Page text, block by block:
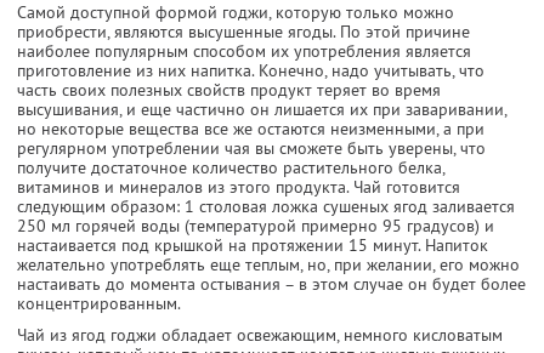
Самой доступной формой годжи, которую только можно
приобрести, являются высушенные ягоды. По этой причине
наиболее популярным способом их употребления является
приготовление из них напитка. Конечно, надо учитывать, что
часть своих полезных свойств продукт теряет во время
высушивания, и еще частично он лишается их при заваривании,
но некоторые вещества все же остаются неизменными, а при
регулярном употреблении чая вы сможете быть уверены, что
получите достаточное количество растительного белка,
витаминов и минералов из этого продукта. Чай готовится
следующим образом: 1 столовая ложка сушеных ягод заливается
250 мл горячей воды (температурой примерно 95 градусов) и
настаивается под крышкой на протяжении 15 минут. Напиток
желательно употреблять еще теплым, но, при желании, его можно
настаивать до момента остывания – в этом случае он будет более
концентрированным.
Чай из ягод годжи обладает освежающим, немного кисловатым